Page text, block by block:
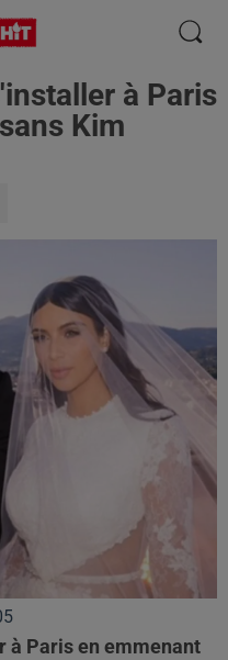
à Paris
Kim
à Paris en emmenant